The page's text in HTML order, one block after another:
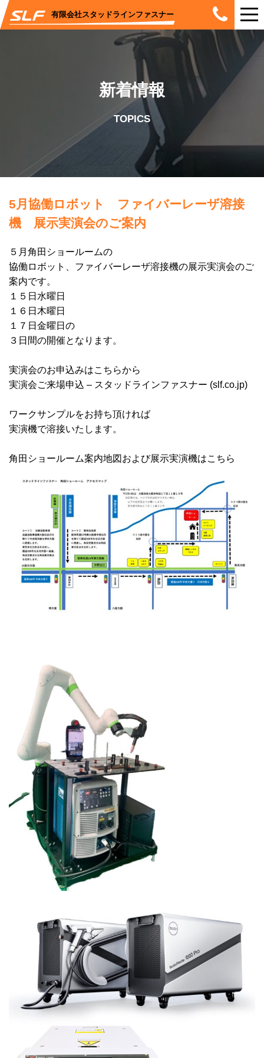
有限会社スタッドラインファスナー
新着情報
TOPICS
5月協働ロボット ファイバーレーザ溶接
機 展示実演会のご案内
５月角田ショールームの
協働ロボット、ファイバーレーザ溶接機の展示実演会のご
案内です。
１５日水曜日
１６日木曜日
１７日金曜日の
３日間の開催となります。
実演会のお申込みはこちらから
実演会ご来場申込 – スタッドラインファスナー (slf.co.jp)
ワークサンプルをお持ち頂ければ
実演機で溶接いたします。
角田ショールーム案内地図および展示実演機はこちら